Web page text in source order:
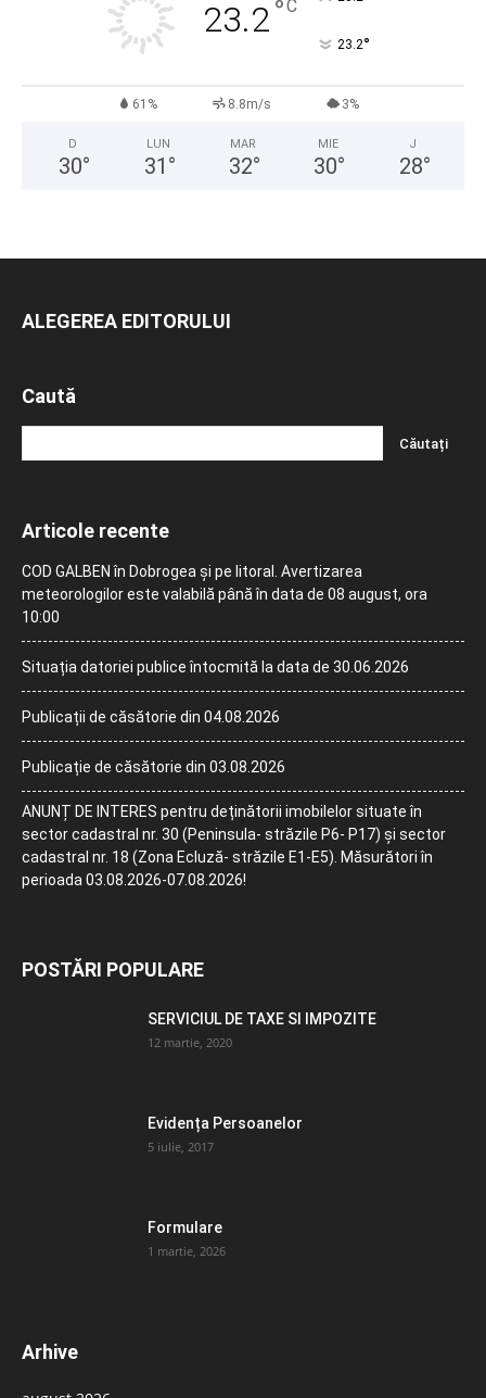
23.2°C
23.2°
61% 8.8m/s 3%
D
30°
LUN
31 °
MAR
32°
MIE
30°
J
28°
ALEGEREA EDITORULUI
Caută
Articole recente
COD GALBEN în Dobrogea și pe litoral. Avertizarea
meteorologilor este valabilă până în data de 08 august, ora
10:00
Situația datoriei publice întocmită la data de 30.06.2026
Publicații de căsătorie din 04.08.2026
Publicație de căsătorie din 03.08.2026
ANUNȚ DE INTERES pentru deținătorii imobilelor situate în
sector cadastral nr. 30 (Peninsula- străzile P6- P17) și sector
cadastral nr. 18 (Zona Ecluză- străzile E1-E5). Măsurători în
perioada 03.08.2026-07.08.2026!
POSTĂRI POPULARE
SERVICIUL DE TAXE SI IMPOZITE
12 martie, 2020
Evidența Persoanelor
5 iulie, 2017
Formulare
1 martie, 2026
Arhive